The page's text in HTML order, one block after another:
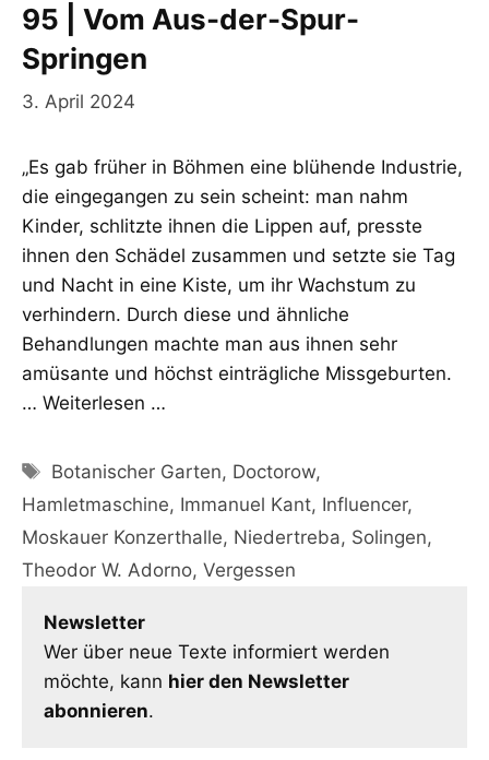
95 | Vom Aus-der-Spur-
Springen
3. April 2024
„Es gab früher in Böhmen eine blühende Industrie,
die eingegangen zu sein scheint: man nahm
Kinder, schlitzte ihnen die Lippen auf, presste
ihnen den Schädel zusammen und setzte sie Tag
und Nacht in eine Kiste, um ihr Wachstum zu
verhindern. Durch diese und ähnliche
Behandlungen machte man aus ihnen sehr
amüsante und höchst einträgliche Missgeburten.
… Weiterlesen …
Schlagwörter
Botanischer Garten, Doctorow,
Hamletmaschine, Immanuel Kant, Influencer,
Moskauer Konzerthalle, Niedertreba, Solingen,
Theodor W. Adorno, Vergessen
Newsletter
Wer über neue Texte informiert werden
möchte, kann hier den Newsletter
abonnieren.